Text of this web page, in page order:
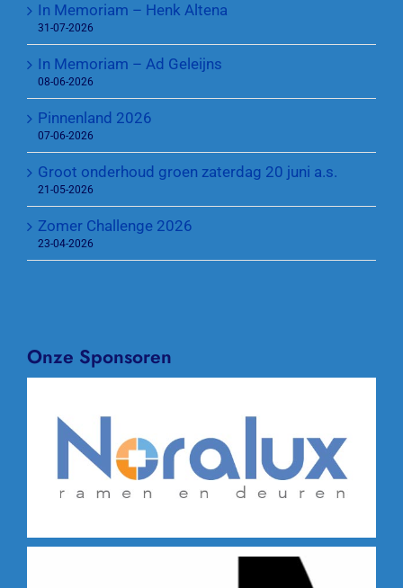
In Memoriam – Henk Altena
31-07-2026
In Memoriam – Ad Geleijns
08-06-2026
Pinnenland 2026
07-06-2026
Groot onderhoud groen zaterdag 20 juni a.s.
21-05-2026
Zomer Challenge 2026
23-04-2026
Onze Sponsoren